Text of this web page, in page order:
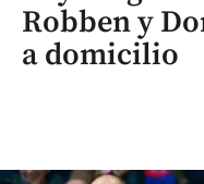
Robben y
a domicilio